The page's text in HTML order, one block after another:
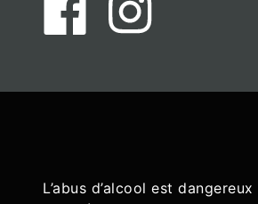
L’abus d’alcool est